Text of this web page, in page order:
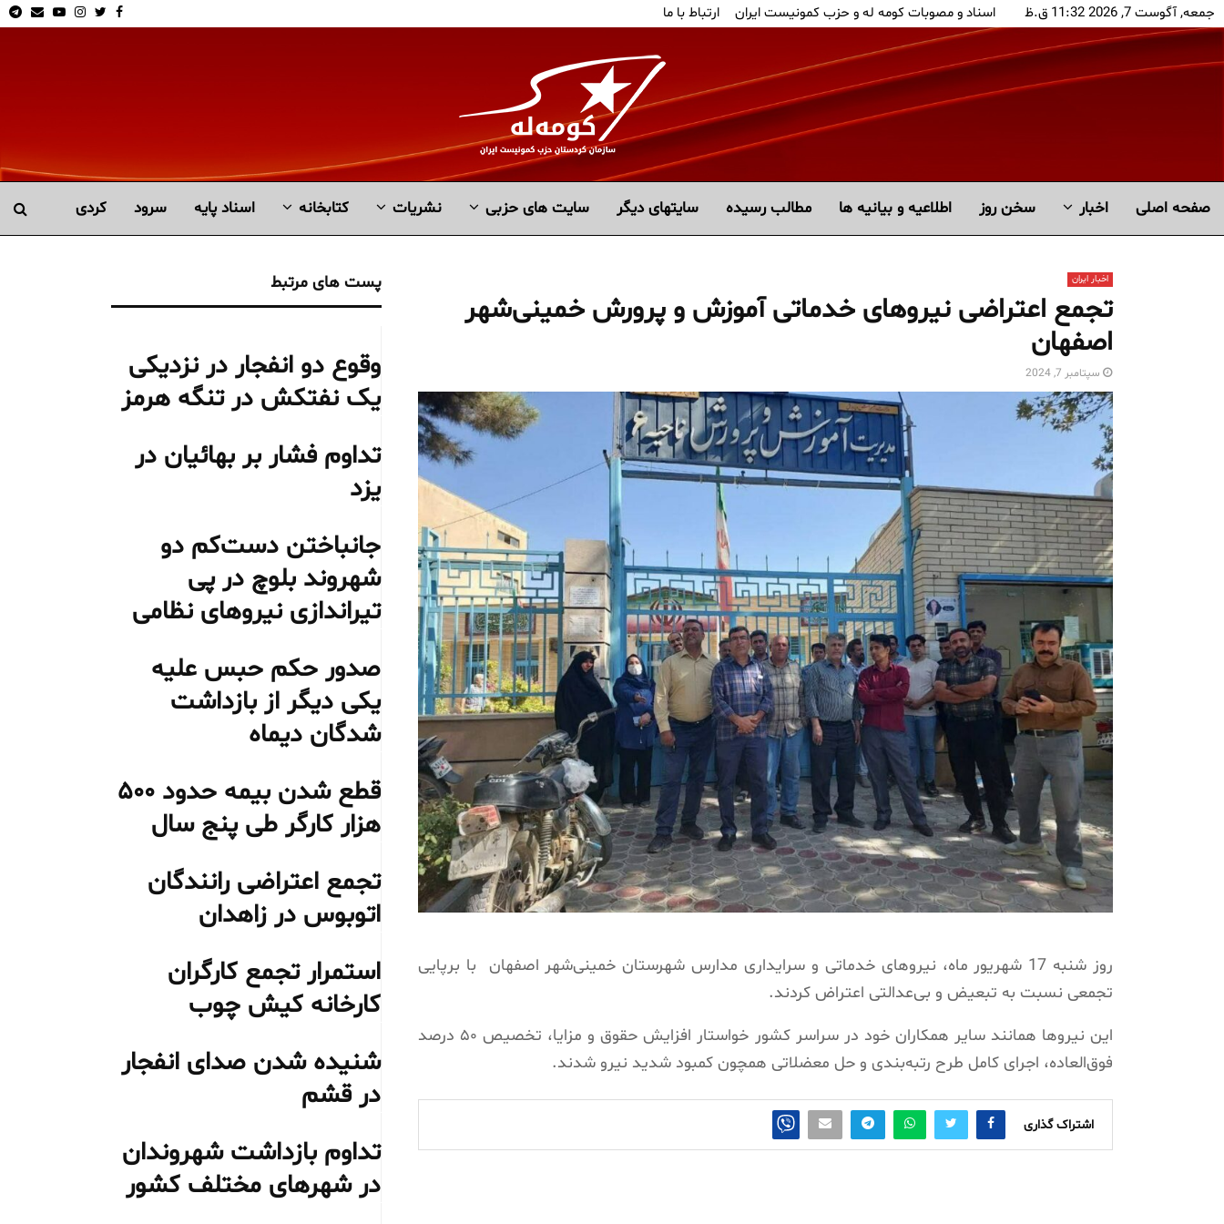
جمعه, آگوست 7, 2026 11:32 ق.ظ اسناد و مصوبات کومه له و حزب کمونیست ایران ارتباط با ما Facebook
Twitter
Instagram
Youtube
Email
صفحه اصلی اخبار سخن روز اطلاعیه و بیانیه ها مطالب رسیده سايتهاى ديگر سایت های حزبی نشریات کتابخانە اسناد پایه سرود کردی
اخبار ایران
تجمع اعتراضی نیروهای خدماتی آموزش و پرورش خمینی‌شهر
اصفهان
سپتامبر 7, 2024
روز شنبه 17 شهریور ماه، نیروهای خدماتی و سرایداری مدارس شهرستان خمینی‌شهر اصفهان
با برپایی
تجمعی نسبت به تبعیض و بی‌عدالتی اعتراض کردند.
این نیروها همانند سایر همکاران خود در سراسر کشور خواستار افزایش حقوق و مزایا، تخصیص ۵٠ درصد
فوق‌العاده، اجرای کامل طرح رتبه‌بندی و حل معضلاتی همچون کمبود شدید نیرو شدند.
اشتراک گذاری
پست های مرتبط
وقوع دو انفجار در نزدیکی
یک نفتکش در تنگه هرمز
تداوم فشار بر بهائیان در
یزد
جانباختن دست‌کم دو
شهروند بلوچ در پی
تیراندازی نیروهای نظامی
صدور حکم حبس علیه
یکی دیگر از بازداشت
شدگان دیماه
قطع شدن بیمه حدود ۵۰۰
هزار کارگر طی پنج سال
تجمع اعتراضی رانندگان
اتوبوس در زاهدان
استمرار تجمع کارگران
کارخانه کیش چوب
شنیده شدن صدای انفجار
در قشم
تداوم بازداشت شهروندان
در شهرهای مختلف کشور